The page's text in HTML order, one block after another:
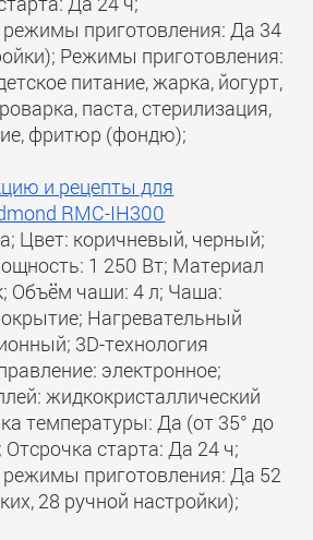
приготовления: Да 34
Режимы приготовления:
питание, жарка, йогурт,
паста, стерилизация,
фритюр (фондю);
и рецепты для
RMC-IH300
Цвет: коричневый, черный;
1 250 Вт; Материал
Объём чаши: 4 л; Чаша:
Нагревательный
3D-технология
электронное;
жидкокристаллический
температуры: Да (от 35° до
старта: Да 24 ч;
приготовления: Да 52
28 ручной настройки);